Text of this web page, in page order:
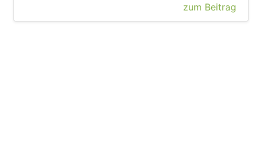
zum Beitrag